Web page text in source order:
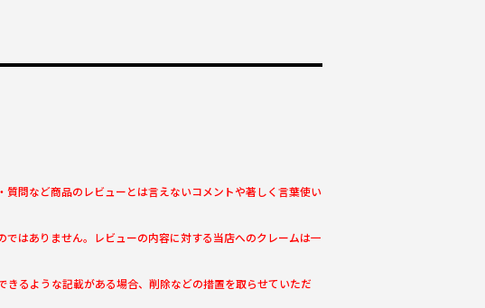
問など商品のレビューとは言えないコメントや著しく言葉使い
はありません。レビューの内容に対する当店へのクレームは一
るような記載がある場合、削除などの措置を取らせていただ